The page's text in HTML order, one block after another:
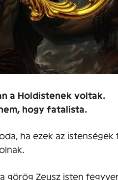
a Holdistenek voltak.
hogy fatalista.
ha ezek az
a görög Zeusz isten